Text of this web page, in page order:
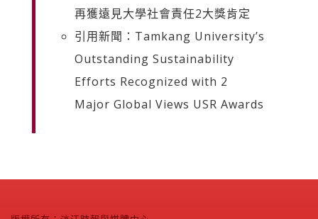
再獲遠見大學社會責任2大獎肯定
引用新聞：Tamkang University’s
Outstanding Sustainability
Efforts Recognized with 2
Major Global Views USR Awards